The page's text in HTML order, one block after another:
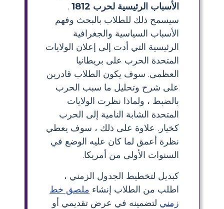
الأسباب الرئيسية لحرب 1812
.
سيسمح ذلك للطلاب بالبحث وفهم
الأسباب السياسية والجغرافية
الرئيسية التي أدت إلى إعلان الولايات
المتحدة الحرب على بريطانيا
العظمى. سوف يكون الطلاب قادرين
على شرح وتحليل ما سبب الحرب
بالضبط ، ولماذا نظرت الولايات
المتحدة الشابة النامية إلى الحرب
كخيار. علاوة على ذلك ، سوف يعطي
نظرة أعمق لما كان عليه الوضع في
السنوات الأولى من أمريكا.
كبديل لتخطيط الجدول الزمني ،
اطلب من الطلاب إنشاء ملصق خط
زمني لتضمينه في عرض تقديمي أو